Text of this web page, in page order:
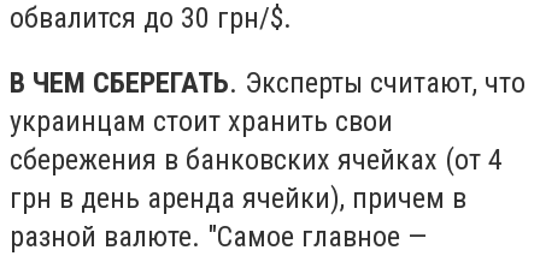
обвалится до 30 грн/$.
В ЧЕМ СБЕРЕГАТЬ. Эксперты считают, что
украинцам стоит хранить свои
сбережения в банковских ячейках (от 4
грн в день аренда ячейки), причем в
разной валюте. "Самое главное —